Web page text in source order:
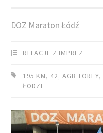
DOZ Maraton Łódź
RELACJE Z IMPREZ
195 KM, 42,AGB TORFY,
ŁODZI